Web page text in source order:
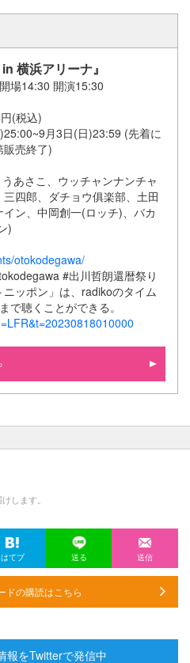
横浜アリーナ』
場14:30 開演15:30
(税込)
月3日(日)23:59 (先着に
売終了)
あさこ、ウッチャンナンチャ
四郎、ダチョウ俱楽部、土田
ン、中岡創一(ロッチ)、バカ
)
otokodegawa/
#出川哲朗還暦祭り
ッポン」は、radikoのタイム
で聴くことができる。
します。
はてブ 送る 送信
ドの購読はこちら
報をTwitterで発信中